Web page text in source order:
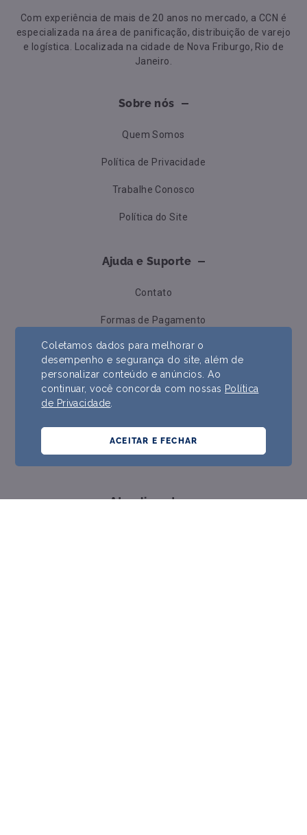
Com experiência de mais de 20 anos no mercado, a CCN é
especializada na área de panificação, distribuição de varejo
e logística. Localizada na cidade de Nova Friburgo, Rio de
Janeiro.
Sobre nós
Quem Somos
Política de Privacidade
Trabalhe Conosco
Política do Site
Ajuda e Suporte
Contato
Formas de Pagamento
Trocas e Devoluções
Prazos e Envios
Perguntas Frequentes
Formas de Pagamento
Política de Cookies
Atendimento
Coletamos dados para melhorar o
desempenho e segurança do site, além de
personalizar conteúdo e anúncios. Ao
continuar, você concorda com nossas Política
de Privacidade
ACEITAR E FECHAR